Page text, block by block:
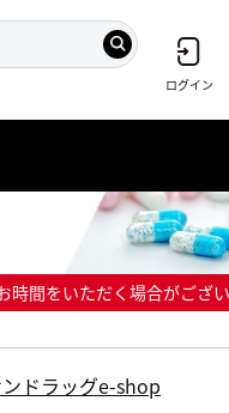
ログイン
間をいただく場合がござい
ドラッグe-shop